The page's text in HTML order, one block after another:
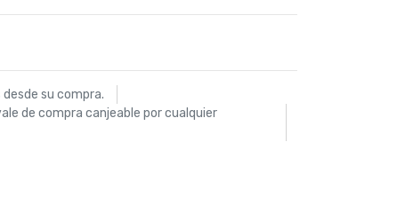
su compra.
de compra canjeable por cualquier